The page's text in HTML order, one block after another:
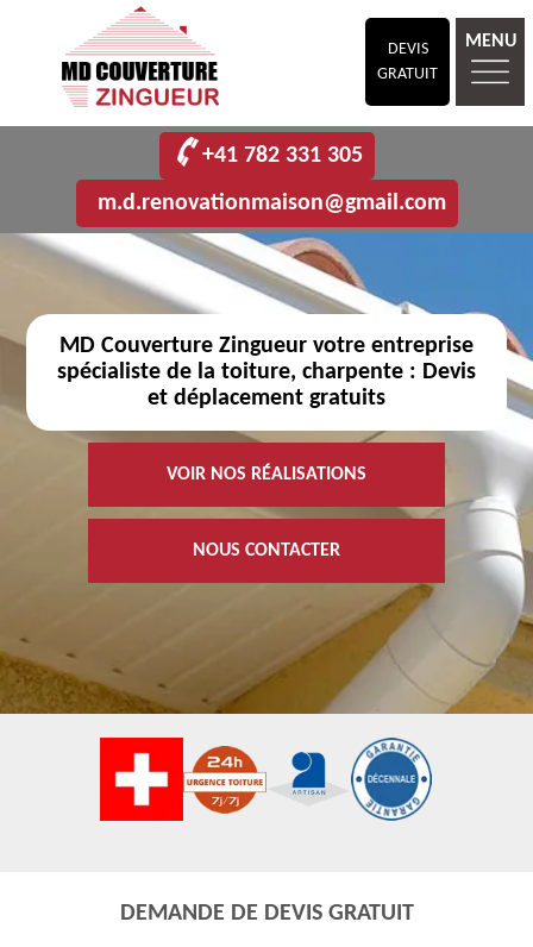
DEVIS
GRATUIT
MENU
+41 782 331 305
m.d.renovationmaison@gmail.com
MD Couverture Zingueur votre entreprise
spécialiste de la toiture, charpente : Devis
et déplacement gratuits
VOIR NOS RÉALISATIONS
NOUS CONTACTER
DEMANDE DE DEVIS GRATUIT